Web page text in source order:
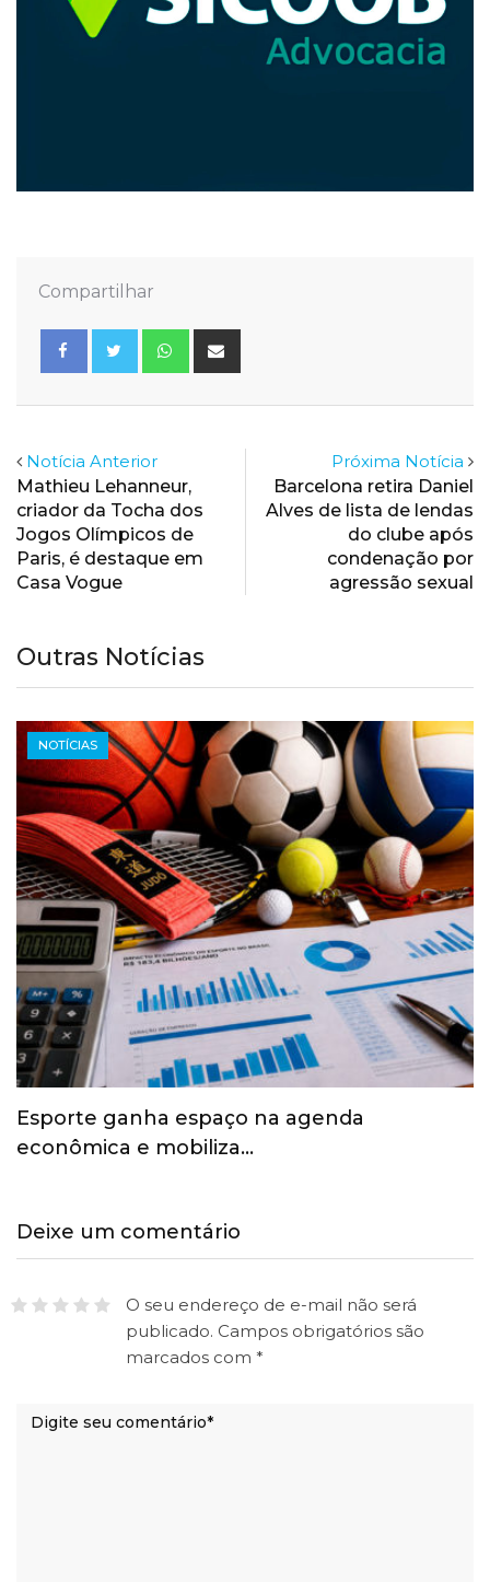
Compartilhar
Whatsapp
Notícia Anterior
Mathieu Lehanneur,
criador da Tocha dos
Jogos Olímpicos de
Paris, é destaque em
Casa Vogue
Próxima Notícia
Barcelona retira Daniel
Alves de lista de lendas
do clube após
condenação por
agressão sexual
Outras Notícias
NOTÍCIAS
Esporte ganha espaço na agenda
econômica e mobiliza…
Deixe um comentário
O seu endereço de e-mail não será
publicado. Campos obrigatórios são
marcados com *